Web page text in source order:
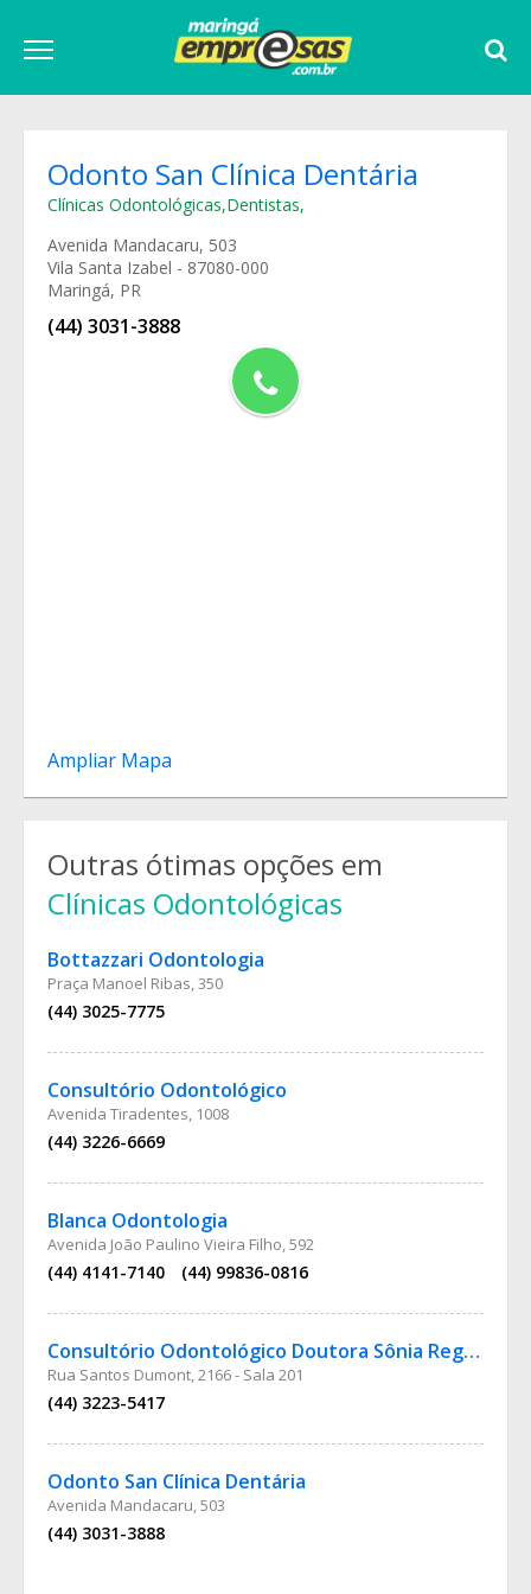
Odonto San Clínica Dentária
Clínicas Odontológicas,Dentistas,
Avenida Mandacaru, 503
Vila Santa Izabel - 87080-000
Maringá, PR
(44) 3031-3888
Ampliar Mapa
Outras ótimas opções em
Clínicas Odontológicas
Bottazzari Odontologia
Praça Manoel Ribas, 350
(44) 3025-7775
Consultório Odontológico
Avenida Tiradentes, 1008
(44) 3226-6669
Blanca Odontologia
Avenida João Paulino Vieira Filho, 592
(44) 4141-7140 (44) 99836-0816
Consultório Odontológico Doutora Sônia Regina Parra e S
Rua Santos Dumont, 2166 - Sala 201
(44) 3223-5417
Odonto San Clínica Dentária
Avenida Mandacaru, 503
(44) 3031-3888